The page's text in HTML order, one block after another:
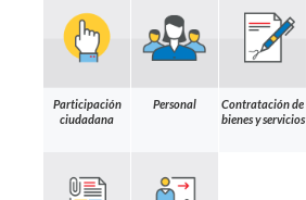
Participación
ciudadana
Personal
Contratación de
bienes y servicios